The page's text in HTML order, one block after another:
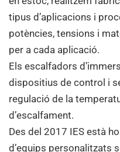
tipus d’aplicacions i
potències, tensions i
per a cada aplicació.
Els escalfadors
dispositius de control i
regulació de la
d’escalfament.
Des del 2017 IES està
d’equips personalitzats